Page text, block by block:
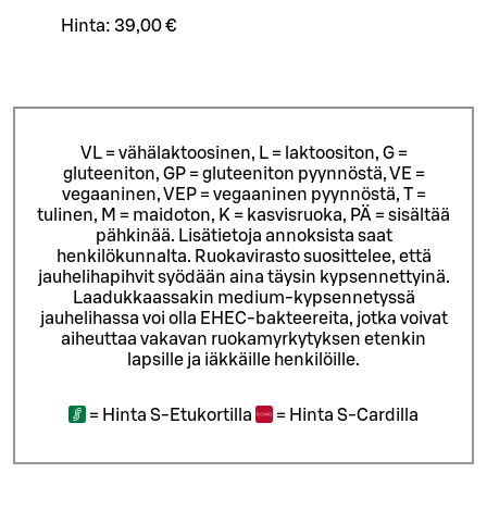
Hinta: 39,00 €
VL = vähälaktoosinen, L = laktoositon, G =
gluteeniton, GP = gluteeniton pyynnöstä, VE =
vegaaninen, VEP = vegaaninen pyynnöstä, T =
tulinen, M = maidoton, K = kasvisruoka, PÄ = sisältää
pähkinää. Lisätietoja annoksista saat
henkilökunnalta. Ruokavirasto suosittelee, että
jauhelihapihvit syödään aina täysin kypsennettyinä.
Laadukkaassakin medium-kypsennetyssä
jauhelihassa voi olla EHEC-bakteereita, jotka voivat
aiheuttaa vakavan ruokamyrkytyksen etenkin
lapsille ja iäkkäille henkilöille.
= Hinta S-Etukortilla = Hinta S-Cardilla